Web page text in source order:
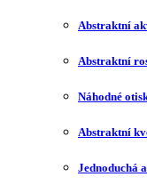
Abstraktní
Abstraktní
Náhodné
Abstraktní
Jednoduchá